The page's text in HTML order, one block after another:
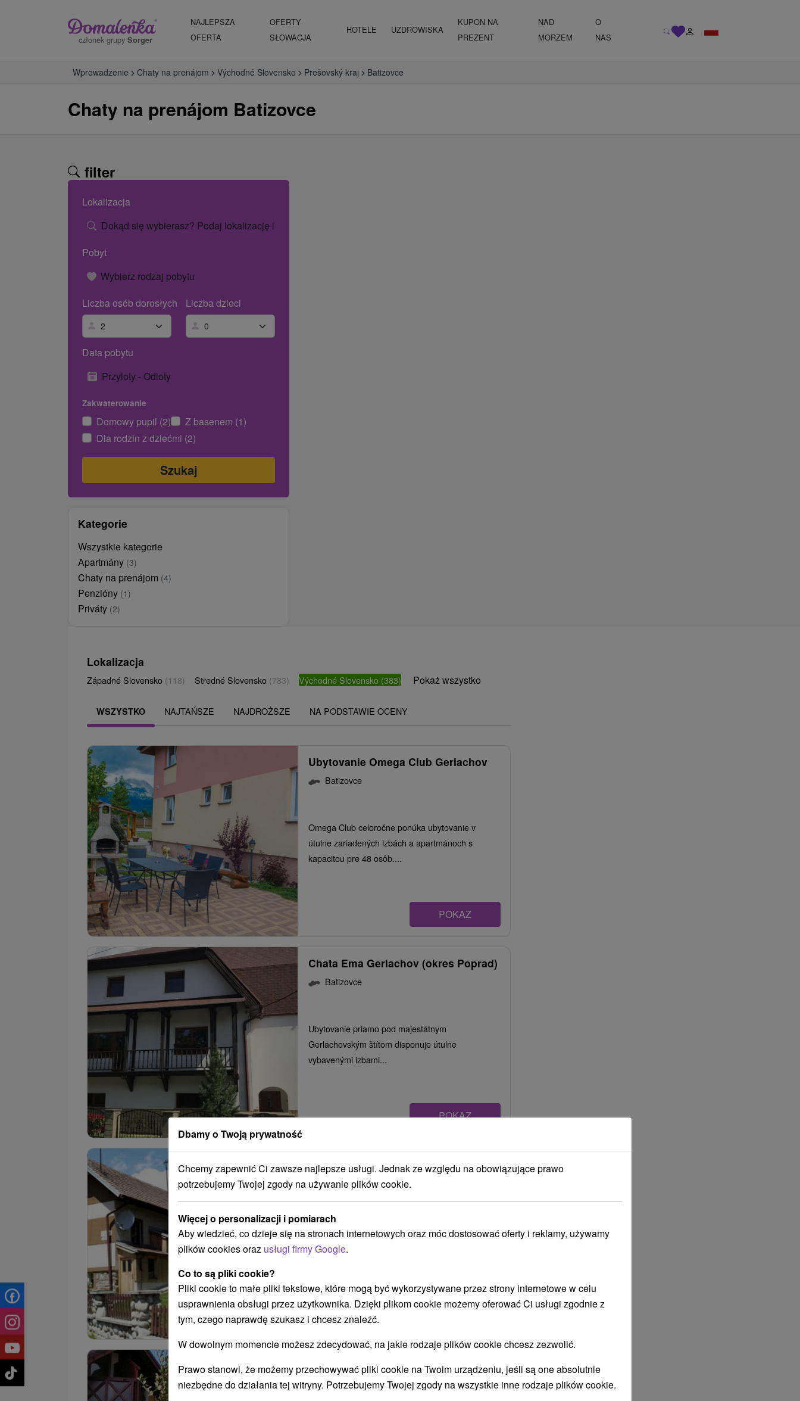
członek grupy Sorger
NAJLEPSZA
OFERTA
OFERTY
SŁOWACJA
HOTELE UZDROWISKA
KUPON NA
PREZENT
NAD
MORZEM
O
NAS
Wprowadzenie Chaty na prenájom Východné Slovensko Prešovský kraj Batizovce
Chaty na prenájom Batizovce
filter
Lokalizacja
Dokąd się wybierasz? Podaj lokalizację lub nazwę hotelu.
Pobyt
Wybierz rodzaj pobytu
Liczba osób dorosłych
Liczba dzieci
Data pobytu
Przyloty - Odloty
Zakwaterowanie
Domowy pupil (2)
Z basenem (1)
Dla rodzin z dziećmi (2)
Kategorie
Wszystkie kategorie
Apartmány (3)
Chaty na prenájom (4)
Penzióny (1)
Priváty (2)
Lokalizacja
Západné Slovensko (118) Stredné Slovensko (783) Východné Slovensko (383) Pokaż wszystko
WSZYSTKO NAJTAŃSZE NAJDROŻSZE NA PODSTAWIE OCENY
Ubytovanie Omega Club Gerlachov
Batizovce
Omega Club celoročne ponúka ubytovanie v
útulne zariadených izbách a apartmánoch s
kapacitou pre 48 osôb....
POKAZ
Chata Ema Gerlachov (okres Poprad)
Batizovce
Ubytovanie priamo pod majestátnym
Gerlachovským štítom disponuje útulne
vybavenými izbami...
POKAZ
Chalupa Vysoké Tatry Batizovce
Batizovce
Útulná chalupa situovaná v tichom prostredí s
krásnym výhľadom na panorámu Vysokých
Apartmánový dom Aida Gerlachov
Batizovce
Dbamy o Twoją prywatność
Chcemy zapewnić Ci zawsze najlepsze usługi. Jednak ze względu na obowiązujące prawo
potrzebujemy Twojej zgody na używanie plików cookie.
Więcej o personalizacji i pomiarach
Aby wiedzieć, co dzieje się na stronach internetowych oraz móc dostosować oferty i reklamy, używamy
plików cookies oraz usługi firmy Google.
Co to są pliki cookie?
Pliki cookie to małe pliki tekstowe, które mogą być wykorzystywane przez strony internetowe w celu
usprawnienia obsługi przez użytkownika. Dzięki plikom cookie możemy oferować Ci usługi zgodnie z
tym, czego naprawdę szukasz i chcesz znaleźć.
W dowolnym momencie możesz zdecydować, na jakie rodzaje plików cookie chcesz zezwolić.
Prawo stanowi, że możemy przechowywać pliki cookie na Twoim urządzeniu, jeśli są one absolutnie
niezbędne do działania tej witryny. Potrzebujemy Twojej zgody na wszystkie inne rodzaje plików cookie.